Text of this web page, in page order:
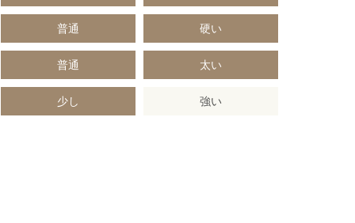
普通 硬い
普通 太い
少し 強い